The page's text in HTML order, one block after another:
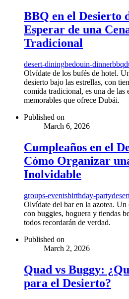
BBQ en el Desierto
Esperar de una
Tradicional
desert-diningbedouin-dinnerbbq
Olvídate de los bufés de hotel.
desierto bajo las estrellas, con
comida tradicional, es una de las
memorables que ofrece Dubái.
Published on
March 6, 2026
Cumpleaños en el
Cómo Organizar
Inolvidable
groups-eventsbirthday-party
Olvídate del bar en la azotea. Un
con buggies, hoguera y tiendas
todos recordarán de verdad.
Published on
March 2, 2026
Quad vs Buggy:
para el Desierto?